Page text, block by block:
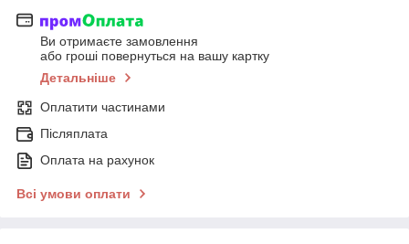
Ви отримаєте замовлення
або гроші повернуться на вашу картку
Детальніше
Оплатити частинами
Післяплата
Оплата на рахунок
Всі умови оплати